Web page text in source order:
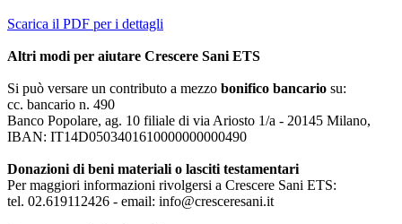
Scarica il PDF per i dettagli
Altri modi per aiutare Crescere Sani ETS
Si può versare un contributo a mezzo bonifico bancario su:
cc. bancario n. 490
Banco Popolare, ag. 10 filiale di via Ariosto 1/a - 20145 Milano,
IBAN: IT14D0503401610000000000490
Donazioni di beni materiali o lasciti testamentari
Per maggiori informazioni rivolgersi a Crescere Sani ETS:
tel. 02.619112426 - email: info@cresceresani.it